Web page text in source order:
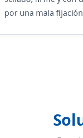
por una mala